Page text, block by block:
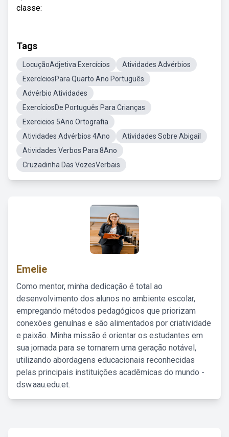
classe:
Tags
LocuçãoAdjetiva Exercícios
Atividades Advérbios
ExercíciosPara Quarto Ano Português
Advérbio Atividades
ExercíciosDe Português Para Crianças
Exercicios 5Ano Ortografia
Atividades Advérbios 4Ano
Atividades Sobre Abigail
Atividades Verbos Para 8Ano
Cruzadinha Das VozesVerbais
Emelie
Como mentor, minha dedicação é total ao
desenvolvimento dos alunos no ambiente escolar,
empregando métodos pedagógicos que priorizam
conexões genuínas e são alimentados por criatividade
e paixão. Minha missão é orientar os estudantes em
sua jornada para se tornarem uma geração notável,
utilizando abordagens educacionais reconhecidas
pelas principais instituições acadêmicas do mundo -
dsw.aau.edu.et.